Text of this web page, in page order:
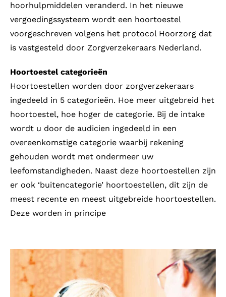
hoorhulpmiddelen veranderd. In het nieuwe
vergoedingssysteem wordt een hoortoestel
voorgeschreven volgens het protocol Hoorzorg dat
is vastgesteld door Zorgverzekeraars Nederland.
Hoortoestel categorieën
Hoortoestellen worden door zorgverzekeraars
ingedeeld in 5 categorieën. Hoe meer uitgebreid het
hoortoestel, hoe hoger de categorie. Bij de intake
wordt u door de audicien ingedeeld in een
overeenkomstige categorie waarbij rekening
gehouden wordt met ondermeer uw
leefomstandigheden. Naast deze hoortoestellen zijn
er ook ‘buitencategorie’ hoortoestellen, dit zijn de
meest recente en meest uitgebreide hoortoestellen.
Deze worden in principe